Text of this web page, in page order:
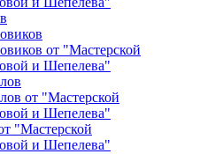
от "Мастерской
и Шепелева"
от "Мастерской
и Шепелева"
"Мастерской
и Шепелева"